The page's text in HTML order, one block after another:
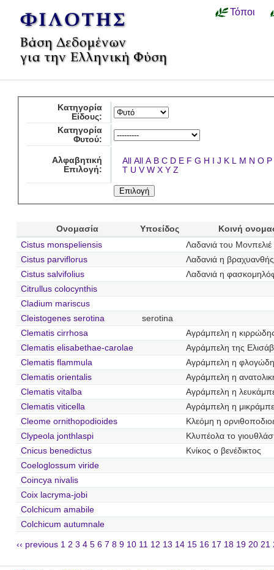
Τόποι
Κατηγορία
Είδους:
Κατηγορία
Φυτού:
Αλφαβητική
Επιλογή:
All All A B C D E F G H I J K L M N O P
T U V W X Y Z
Ονομασία Υποείδος
Κοινή
Cistus monspeliensis
Λαδανιά του Μονπελιέ
Cistus parviflorus
Λαδανιά η βραχυανθής
Cistus salvifolius
Λαδανιά η
Citrullus colocynthis
Cladium mariscus
Cleistogenes serotina
serotina
Clematis cirrhosa
Αγράμπελη η
Clematis elisabethae-carolae
Αγράμπελη της
Clematis flammula
Αγράμπελη η
Clematis orientalis
Αγράμπελη η
Clematis vitalba
Αγράμπελη η
Clematis viticella
Αγράμπελη η
Cleome ornithopodioides
Κλεόμη η
Clypeola jonthlaspi
Κλυπέολα το
Cnicus benedictus
Κνίκος ο βενέδικτος
Coeloglossum viride
Coincya nivalis
Coix lacryma-jobi
Colchicum amabile
Colchicum autumnale
‹‹ previous 1 2 3 4 5 6 7 8 9 10 11 12 13 14 15 16 17 18 19 20 21